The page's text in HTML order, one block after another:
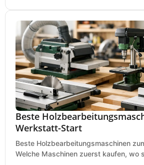
Beste
Werkstatt-Start
Beste Holzbearbeitungsmaschinen
Welche Maschinen zuerst kaufen, wo